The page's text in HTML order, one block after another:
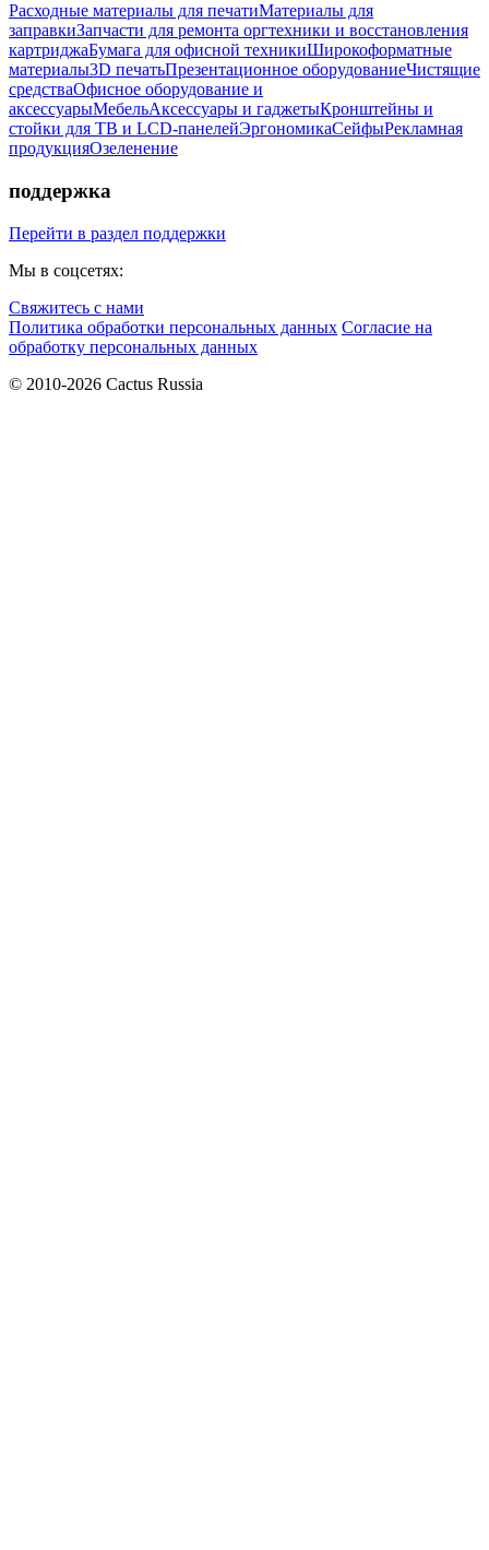
Расходные материалы для печатиМатериалы для
заправкиЗапчасти для ремонта оргтехники и восстановления
картриджаБумага для офисной техникиШирокоформатные
материалы3D печатьПрезентационное оборудованиеЧистящие
средстваОфисное оборудование и
аксессуарыМебельАксессуары и гаджетыКронштейны и
стойки для ТВ и LCD-панелейЭргономикаСейфыРекламная
продукцияОзеленение
поддержка
Перейти в раздел поддержки
Мы в соцсетях:
Свяжитесь с нами
Политика обработки персональных данных Согласие на
обработку персональных данных
© 2010-2026 Cactus Russia